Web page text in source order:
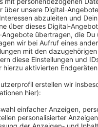
Vor einer
der
Polizei.
Schaden liegt
jederzeit